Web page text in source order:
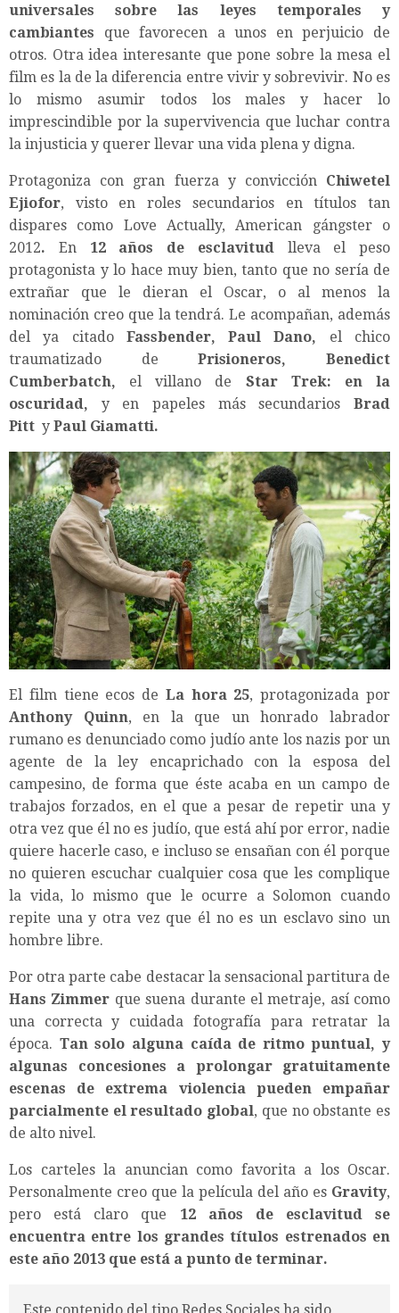
universales sobre las leyes temporales y
cambiantes que favorecen a unos en perjuicio de
otros. Otra idea interesante que pone sobre la mesa el
film es la de la diferencia entre vivir y sobrevivir. No es
lo mismo asumir todos los males y hacer lo
imprescindible por la supervivencia que luchar contra
la injusticia y querer llevar una vida plena y digna.
Protagoniza con gran fuerza y convicción Chiwetel
Ejiofor, visto en roles secundarios en títulos tan
dispares como Love Actually, American gángster o
2012. En 12 años de esclavitud lleva el peso
protagonista y lo hace muy bien, tanto que no sería de
extrañar que le dieran el Oscar, o al menos la
nominación creo que la tendrá. Le acompañan, además
del ya citado
Fassbender,Paul Dano, el chico
traumatizado de
Prisioneros,Benedict
Cumberbatch, el villano de
Star Trek: en la
oscuridad, y en papeles más secundarios
Brad
Pitt y Paul Giamatti.
El film tiene ecos de La hora 25, protagonizada por
Anthony Quinn, en la que un honrado labrador
rumano es denunciado como judío ante los nazis por un
agente de la ley encaprichado con la esposa del
campesino, de forma que éste acaba en un campo de
trabajos forzados, en el que a pesar de repetir una y
otra vez que él no es judío, que está ahí por error, nadie
quiere hacerle caso, e incluso se ensañan con él porque
no quieren escuchar cualquier cosa que les complique
la vida, lo mismo que le ocurre a Solomon cuando
repite una y otra vez que él no es un esclavo sino un
hombre libre.
Por otra parte cabe destacar la sensacional partitura de
Hans Zimmer que suena durante el metraje, así como
una correcta y cuidada fotografía para retratar la
época. Tan solo alguna caída de ritmo puntual, y
algunas concesiones a prolongar gratuitamente
escenas de extrema violencia pueden empañar
parcialmente el resultado global, que no obstante es
de alto nivel.
Los carteles la anuncian como favorita a los Oscar.
Personalmente creo que la película del año es Gravity,
pero está claro que 12 años de esclavitud
se
encuentra entre los grandes títulos estrenados en
este año 2013 que está a punto de terminar.